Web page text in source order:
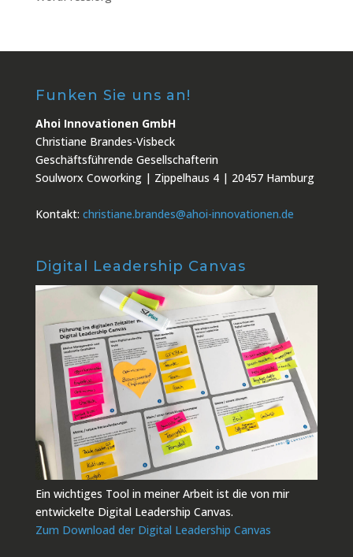
Funken Sie uns an!
Ahoi Innovationen GmbH
Christiane Brandes-Visbeck
Geschäftsführende Gesellschafterin
Soulworx Coworking | Zippelhaus 4 | 20457 Hamburg
Kontakt: christiane.brandes@ahoi-innovationen.de
Digital Leadership Canvas
Ein wichtiges Tool in meiner Arbeit ist die von mir
entwickelte Digital Leadership Canvas.
Zum Download der Digital Leadership Canvas